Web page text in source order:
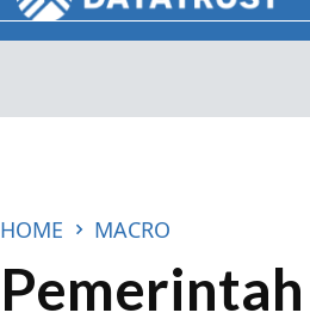
HOME MACRO